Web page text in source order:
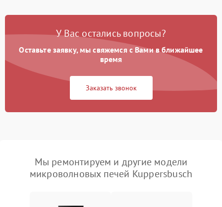
У Вас остались вопросы?
Оставьте заявку, мы свяжемся с Вами в ближайшее
время
Заказать звонок
Мы ремонтируем и другие модели
микроволновых печей Kuppersbusch